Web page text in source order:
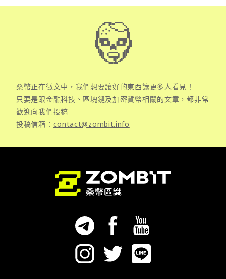
桑幣正在徵文中，我們想要讓好的東西讓更多人看見！
只要是跟金融科技、區塊鏈及加密貨幣相關的文章，都非常
歡迎向我們投稿
投稿信箱： contact@zombit.info